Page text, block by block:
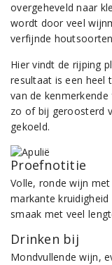
overgeheveld naar
wordt door veel
verfijnde
Hier vindt de rijping
resultaat is een heel
van de
zo of bij geroosterd
gekoeld.
Proefnotitie
Volle, ronde wijn
markante
smaak met veel
Drinken bij
Mondvullende wijn,